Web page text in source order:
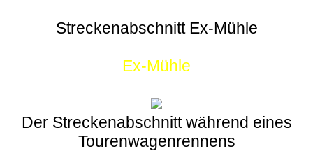
Streckenabschnitt Ex-Mühle
Ex-Mühle
Der Streckenabschnitt während eines
Tourenwagenrennens